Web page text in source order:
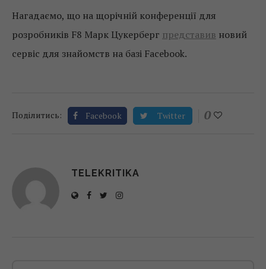
Нагадаємо, що на щорічній конференції для
розробників F8 Марк Цукерберг представив новий
сервіс для знайомств на базі Facebook.
Поділитись: Facebook Twitter 0
TELEKRITIKA